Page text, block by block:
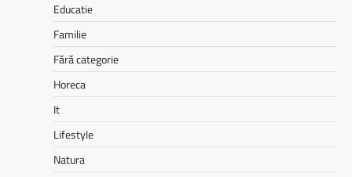
Educatie
Familie
Fără categorie
Horeca
It
Lifestyle
Natura